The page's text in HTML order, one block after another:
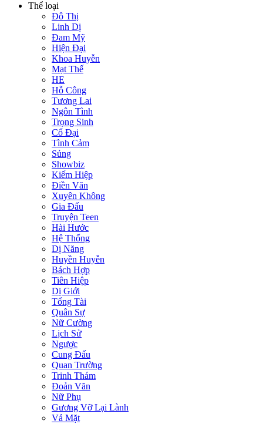
Thể loại
Đô Thị
Linh Dị
Đam Mỹ
Hiện Đại
Khoa Huyễn
Mạt Thế
HE
Hỗ Công
Tương Lai
Ngôn Tình
Trọng Sinh
Cổ Đại
Tình Cảm
Sủng
Showbiz
Kiếm Hiệp
Điền Văn
Xuyên Không
Gia Đấu
Truyện Teen
Hài Hước
Hệ Thống
Dị Năng
Huyền Huyễn
Bách Hợp
Tiên Hiệp
Dị Giới
Tổng Tài
Quân Sự
Nữ Cường
Lịch Sử
Ngược
Cung Đấu
Quan Trường
Trinh Thám
Đoản Văn
Nữ Phụ
Gương Vỡ Lại Lành
Vả Mặt